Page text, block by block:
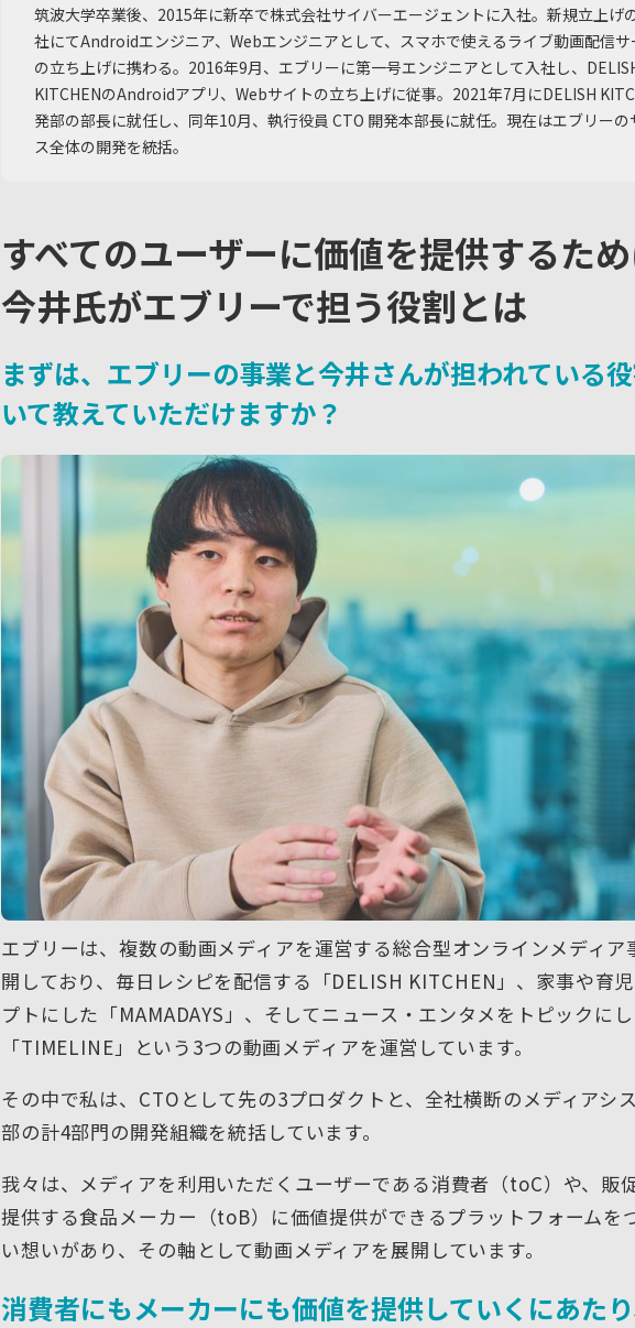
筑波大学卒業後、2015年に新卒で株式会社サイバーエージェントに入社。新規立上げ
社にてAndroidエンジニア、Webエンジニアとして、スマホで使えるライブ動画配信サ
の立ち上げに携わる。2016年9月、エブリーに第一号エンジニアとして入社し、
KITCHENのAndroidアプリ、Webサイトの立ち上げに従事。2021年7月にDELISH
発部の部長に就任し、同年10月、執行役員 CTO 開発本部長に就任。現在はエブリーの
ス全体の開発を統括。
すべてのユーザーに価値を提供するため
今井氏がエブリーで担う役割とは
まずは、エブリーの事業と今井さんが担われている
いて教えていただけますか？
エブリーは、複数の動画メディアを運営する総合型オンラインメディア
開しており、毎日レシピを配信する「DELISH KITCHEN」、家事や育
プトにした「MAMADAYS」、そしてニュース・エンタメをトピックに
「TIMELINE」という3つの動画メディアを運営しています。
その中で私は、CTOとして先の3プロダクトと、全社横断のメディアシ
部の計4部門の開発組織を統括しています。
我々は、メディアを利用いただくユーザーである消費者（toC）や、販
提供する食品メーカー（toB）に価値提供ができるプラットフォームを
い想いがあり、その軸として動画メディアを展開しています。
消費者にもメーカーにも価値を提供していくにあた